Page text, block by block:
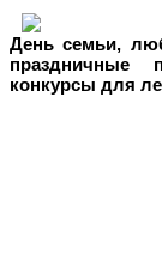
День семьи,
праздничные
конкурсы для